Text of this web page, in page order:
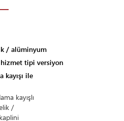
/ alüminyum
hizmet tipi versiyon
kayışı ile